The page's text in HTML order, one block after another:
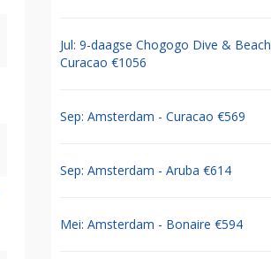
Jul: 9-daagse Chogogo Dive & Beach
Curacao €1056
Sep: Amsterdam - Curacao €569
Sep: Amsterdam - Aruba €614
Mei: Amsterdam - Bonaire €594